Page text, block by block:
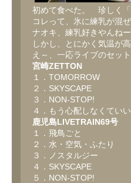
初めて食べた。 珍しく「
コレって、氷に練乳が混
ナオキ、練乳好きやんねー
しかし、とにかく気温が
え～、一応ライブのセット
宮崎ZETTON
１．TOMORROW
２．SKYSCAPE
３．NON-STOP!
４．もう心配しなくてい
鹿児島LIVETRAIN69号
１．飛鳥ごと
２．水・空気・ふたり
３．ノスタルジー
４．SKYSCAPE
５．NON-STOP!